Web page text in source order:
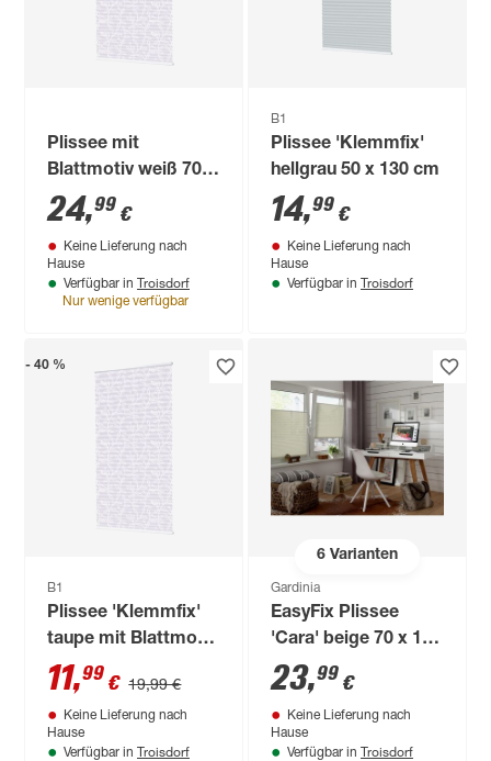
Plissee mit
Blattmotiv weiß 70 x
130 cm
24,99 €
Keine Lieferung nach
Hause
Verfügbar in Troisdorf
Nur wenige verfügbar
B1
Plissee 'Klemmfix'
hellgrau 50 x 130 cm
14,99 €
Keine Lieferung nach
Hause
Verfügbar in Troisdorf
- 40 %
B1
Plissee 'Klemmfix'
taupe mit Blattmotiv
50 x 130 cm
11,99 € 19,99 €
Keine Lieferung nach
Hause
Verfügbar in Troisdorf
6Varianten
Gardinia
EasyFix Plissee
'Cara' beige 70 x 130
cm
23,99 €
Keine Lieferung nach
Hause
Verfügbar in Troisdorf